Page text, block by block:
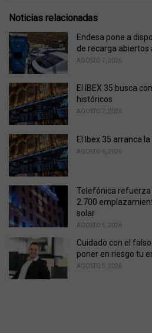
r
e
s
:
:Noticias relacionadas
Endesa pone a
de recarga abiertos
AGOSTO 7, 2026
El IBEX 35 busca
históricos
AGOSTO 7, 2026
El Ibex 35 arranca
AGOSTO 6, 2026
Telefónica refuerza
2.700
solar
AGOSTO 5, 2026
Cuidado con el
poner en riesgo tu
AGOSTO 5, 2026